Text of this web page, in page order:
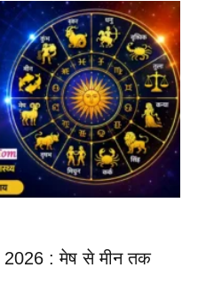
: मेष से मीन तक